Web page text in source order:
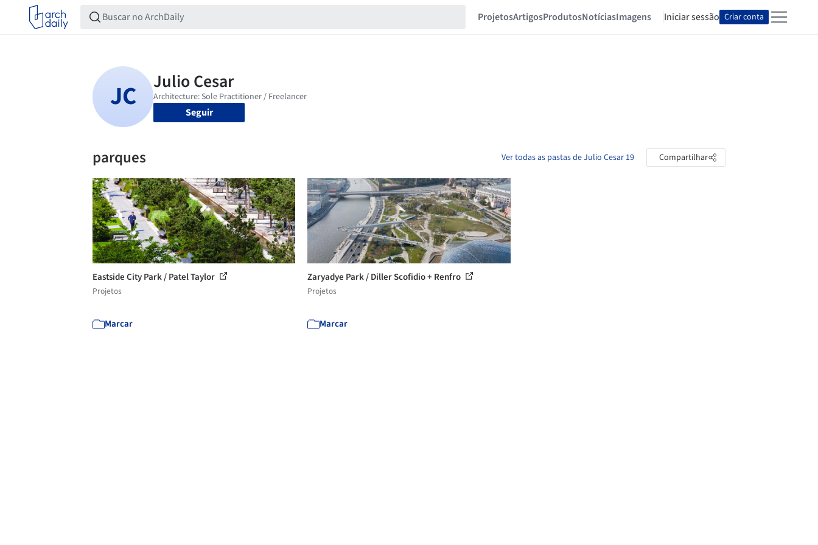
ProjetosArtigosProdutosNotíciasImagens Iniciar sessão Criar conta
Seguir
parques Ver todas as pastas de Julio Cesar 19 Compartilhar
Eastside City Park / Patel Taylor
Projetos
Marcar
Zaryadye Park / Diller Scofidio + Renfro
Projetos
Marcar